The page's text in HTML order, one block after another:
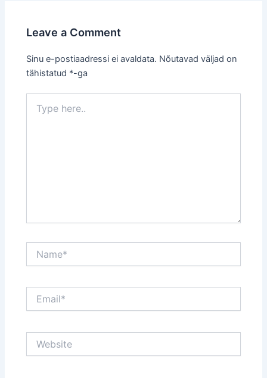
Leave a Comment
Sinu e-postiaadressi ei avaldata. Nõutavad väljad on
tähistatud *-ga
here..